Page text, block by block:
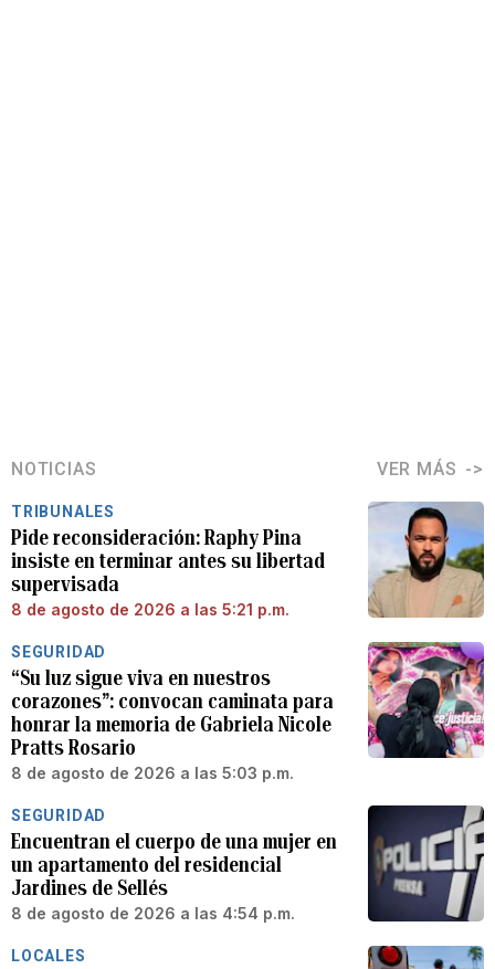
NOTICIAS VER MÁS
TRIBUNALES
Pide reconsideración: Raphy Pina
insiste en terminar antes su libertad
supervisada
8 de agosto de 2026 a las 5:21 p.m.
SEGURIDAD
“Su luz sigue viva en nuestros
corazones”: convocan caminata para
honrar la memoria de Gabriela Nicole
Pratts Rosario
8 de agosto de 2026 a las 5:03 p.m.
SEGURIDAD
Encuentran el cuerpo de una mujer en
un apartamento del residencial
Jardines de Sellés
8 de agosto de 2026 a las 4:54 p.m.
LOCALES